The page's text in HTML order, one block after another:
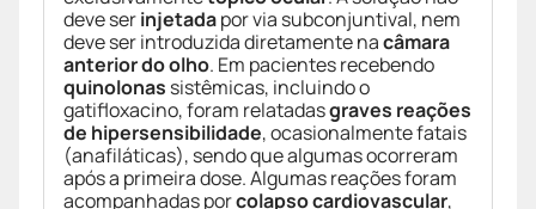
deve serinjetadapor via subconjuntival, nem
deve ser introduzida diretamente nacâmara
anterior do olho. Em pacientes recebendo
quinolonas sistêmicas, incluindo o
gatifloxacino, foram relatadasgraves reações
de hipersensibilidade, ocasionalmente fatais
(anafiláticas), sendo que algumas ocorreram
após a primeira dose. Algumas reações foram
acompanhadas porcolapso cardiovascular,